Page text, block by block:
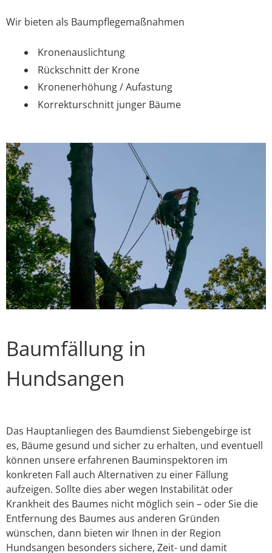
Wir bieten als Baumpflegemaßnahmen
Kronenauslichtung
Rückschnitt der Krone
Kronenerhöhung / Aufastung
Korrekturschnitt junger Bäume
Baumfällung in
Hundsangen
Das Hauptanliegen des Baumdienst Siebengebirge ist
es, Bäume gesund und sicher zu erhalten, und eventuell
können unsere erfahrenen Bauminspektoren im
konkreten Fall auch Alternativen zu einer Fällung
aufzeigen. Sollte dies aber wegen Instabilität oder
Krankheit des Baumes nicht möglich sein – oder Sie die
Entfernung des Baumes aus anderen Gründen
wünschen, dann bieten wir Ihnen in der Region
Hundsangen besonders sichere, Zeit- und damit